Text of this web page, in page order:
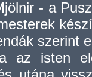
- a
szerint
az isten